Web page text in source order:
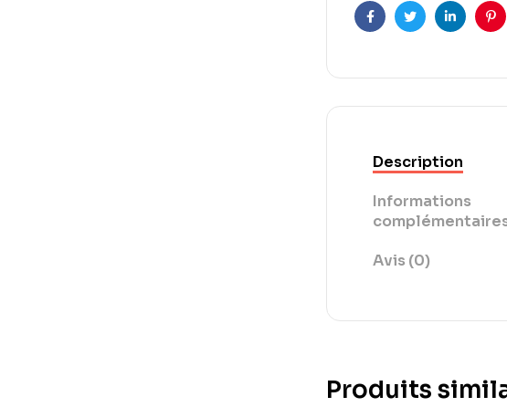
FacebookTwitterLinkedIn
Description
Informations
Avis (0)
Produits